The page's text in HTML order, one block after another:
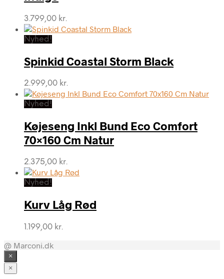
3.799,00 kr.
Nyhed!
Spinkid Coastal Storm Black
2.999,00 kr.
Nyhed!
Køjeseng Inkl Bund Eco Comfort
70×160 Cm Natur
2.375,00 kr.
Nyhed!
Kurv Låg Rød
1.199,00 kr.
@ Marconi.dk
×
×